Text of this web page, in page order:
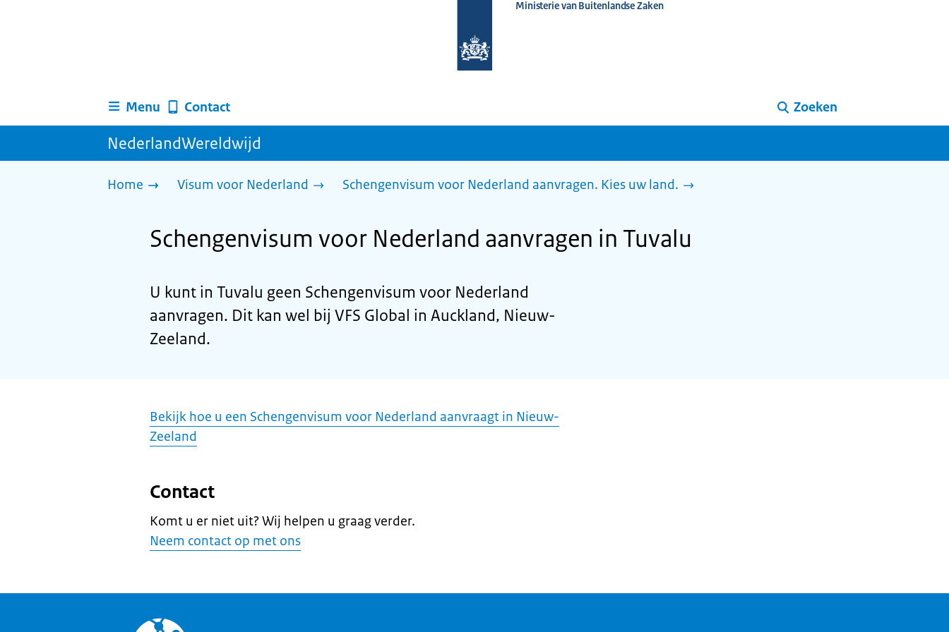
homepage
Ministerie van Buitenlandse Zaken
Menu Contact Zoeken
NederlandWereldwijd
Home Visum voor Nederland Schengenvisum voor Nederland aanvragen. Kies uw land.
Schengenvisum voor Nederland aanvragen in Tuvalu
U kunt in Tuvalu geen Schengenvisum voor Nederland
aanvragen. Dit kan wel bij VFS Global in Auckland, Nieuw-
Zeeland.
Bekijk hoe u een Schengenvisum voor Nederland aanvraagt in Nieuw-
Zeeland
Contact
Komt u er niet uit? Wij helpen u graag verder.
Neem contact op met ons